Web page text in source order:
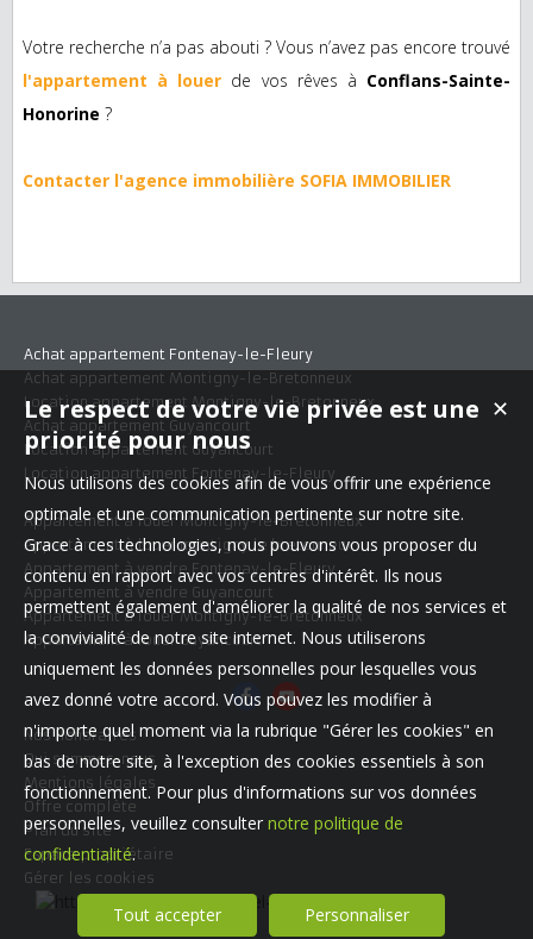
Votre recherche n’a pas abouti ? Vous n’avez pas encore trouvé
l'appartement à louer de vos rêves à Conflans-Sainte-
Honorine ?
Contacter l'agence immobilière SOFIA IMMOBILIER
Achat appartement Fontenay-le-Fleury
Achat appartement Montigny-le-Bretonneux
Location appartement Montigny-le-Bretonneux
Achat appartement Guyancourt
Location appartement Guyancourt
Location appartement Fontenay-le-Fleury
Appartement à louer Montigny-le-Bretonneux
Appartement à louer montigny le bretonneux
Appartement à vendre Fontenay-le-Fleury
Appartement à vendre Guyancourt
Appartement à louer Montigny-le-Bretonneux
Appartement à louer Guyancourt
Nos Honoraires
Qui sommes-nous
Mentions légales
Offre complète
Plan du site
Espace propriétaire
Gérer les cookies
✕
Le respect de votre vie privée est une
priorité pour nous
Nous utilisons des cookies afin de vous offrir une expérience
optimale et une communication pertinente sur notre site.
Grace à ces technologies, nous pouvons vous proposer du
contenu en rapport avec vos centres d'intérêt. Ils nous
permettent également d'améliorer la qualité de nos services et
la convivialité de notre site internet. Nous utiliserons
uniquement les données personnelles pour lesquelles vous
avez donné votre accord. Vous pouvez les modifier à
n'importe quel moment via la rubrique "Gérer les cookies" en
bas de notre site, à l'exception des cookies essentiels à son
fonctionnement. Pour plus d'informations sur vos données
personnelles, veuillez consulter notre politique de
confidentialité.
Tout accepter Personnaliser